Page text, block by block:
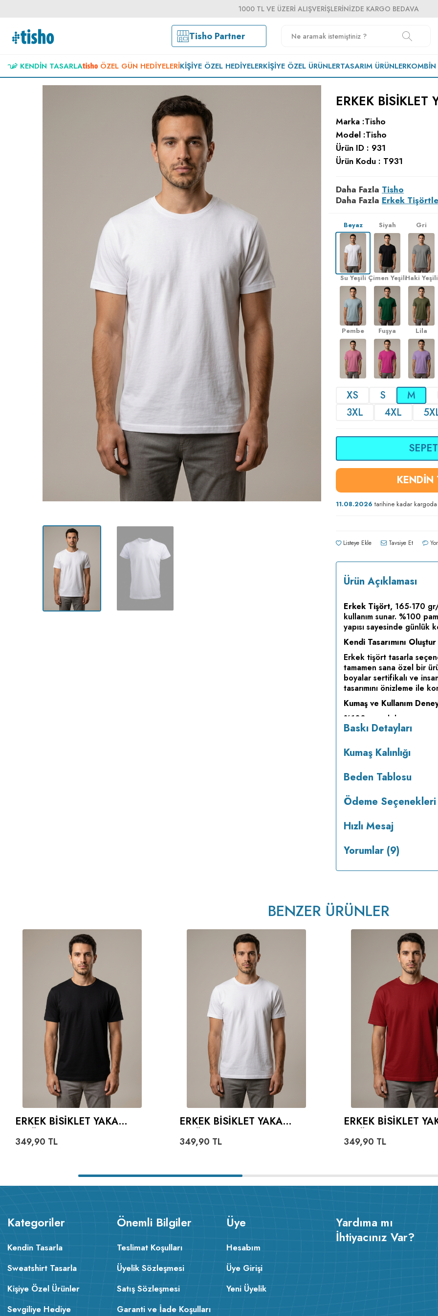
1000 TL VE ÜZERI ALIŞVERIŞLERINIZDE KARGO BEDAVA
Tisho Partner
KENDIN TASARLA ÖZEL GÜN HEDIYELERIKIŞIYE ÖZEL HEDIYELERKIŞIYE ÖZEL ÜRÜNLERTASARIM ÜRÜNLERKOMBIN
ERKEK BISIKLET
Marka :Tisho
Model :Tisho
Ürün ID : 931
Ürün Kodu : T931
Daha Fazla Tisho
Daha Fazla Erkek
Beyaz Siyah Gri
Su Yeşili Çimen YeşiliHaki Yeşili
Pembe Fuşya Lila
XS S M
3XL
4XL
KENDİN
11.08.2026 tarihine kadar kargoda
Listeye Ekle Tavsiye Et
Ürün Açıklaması
Erkek Tişört, 165-170
kullanım sunar. %100
yapısı sayesinde günlük
Kendi Tasarımını Oluştur
Erkek tişört tasarla
tamamen sana özel bir
boyalar sertifikalı ve
tasarımını önizleme ile
Kumaş ve Kullanım
%100 pamuk kumaş
sağlar. Farklı renk
Kimler İçin Uygun
Günlük kullanım için
yaptırmak isteyenler ve
Kendi tasarımını
Baskı Detayları
Kumaş Kalınlığı
Beden Tablosu
Ödeme Seçenekleri
Hızlı Mesaj
Yorumlar (9)
BENZER ÜRÜNLER
ERKEK BISIKLET YAKA
349,90 TL
ERKEK BISIKLET YAKA
349,90 TL
ERKEK BISIKLET
PAMUK
349,90 TL
Kategoriler
Kendin Tasarla
Sweatshirt Tasarla
Kişiye Özel Ürünler
Sevgiliye Hediye
Önemli Bilgiler
Teslimat Koşulları
Üyelik Sözleşmesi
Satış Sözleşmesi
Garanti ve İade Koşulları
Üye
Hesabım
Üye Girişi
Yeni Üyelik
Yardıma mı
İhtiyacınız Var?